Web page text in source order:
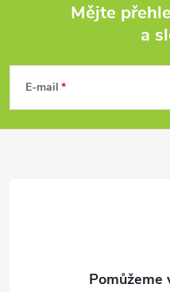
p
Mějte
a
E-mail